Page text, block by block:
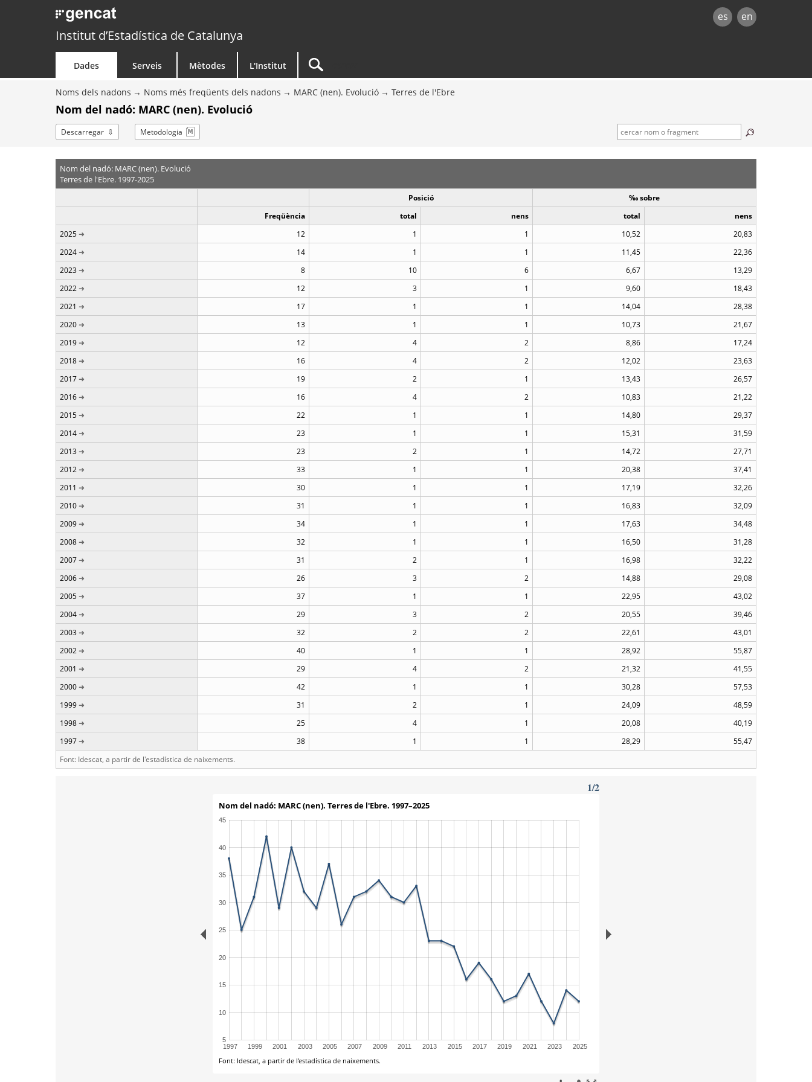
es en
Institut d’Estadística de Catalunya
Dades Serveis Mètodes L'Institut
Noms dels nadons Noms més freqüents dels nadons MARC (nen). Evolució Terres de l'Ebre
Nom del nadó: MARC (nen). Evolució
Descarregar Metodologia
Nom del nadó: MARC (nen). Evolució
Terres de l'Ebre. 1997-2025
Posició
‰ sobre
Freqüència
total nens total
nens
2025
12 1 1 10,52
20,83
2024
14 1 1 11,45
22,36
2023
8 10 6 6,67
13,29
2022
12 3 1 9,60
18,43
2021
17 1 1 14,04
28,38
2020
13 1 1 10,73
21,67
2019
12 4 2 8,86
17,24
2018
16 4 2 12,02
23,63
2017
19 2 1 13,43
26,57
2016
16 4 2 10,83
21,22
2015
22 1 1 14,80
29,37
2014
23 1 1 15,31
31,59
2013
23 2 1 14,72
27,71
2012
33 1 1 20,38
37,41
2011
30 1 1 17,19
32,26
2010
31 1 1 16,83
32,09
2009
34 1 1 17,63
34,48
2008
32 1 1 16,50
31,28
2007
31 2 1 16,98
32,22
2006
26 3 2 14,88
29,08
2005
37 1 1 22,95
43,02
2004
29 3 2 20,55
39,46
2003
32 2 2 22,61
43,01
2002
40 1 1 28,92
55,87
2001
29 4 2 21,32
41,55
2000
42 1 1 30,28
57,53
1999
31 2 1 24,09
48,59
1998
25 4 1 20,08
40,19
1997
38 1 1 28,29
55,47
Font: Idescat, a partir de l'estadística de naixements.